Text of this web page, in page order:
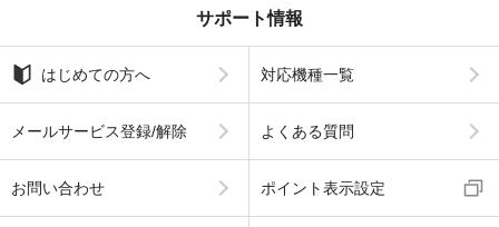
サポート情報
はじめての方へ 対応機種一覧
メールサービス登録/解除 よくある質問
お問い合わせ ポイント表示設定